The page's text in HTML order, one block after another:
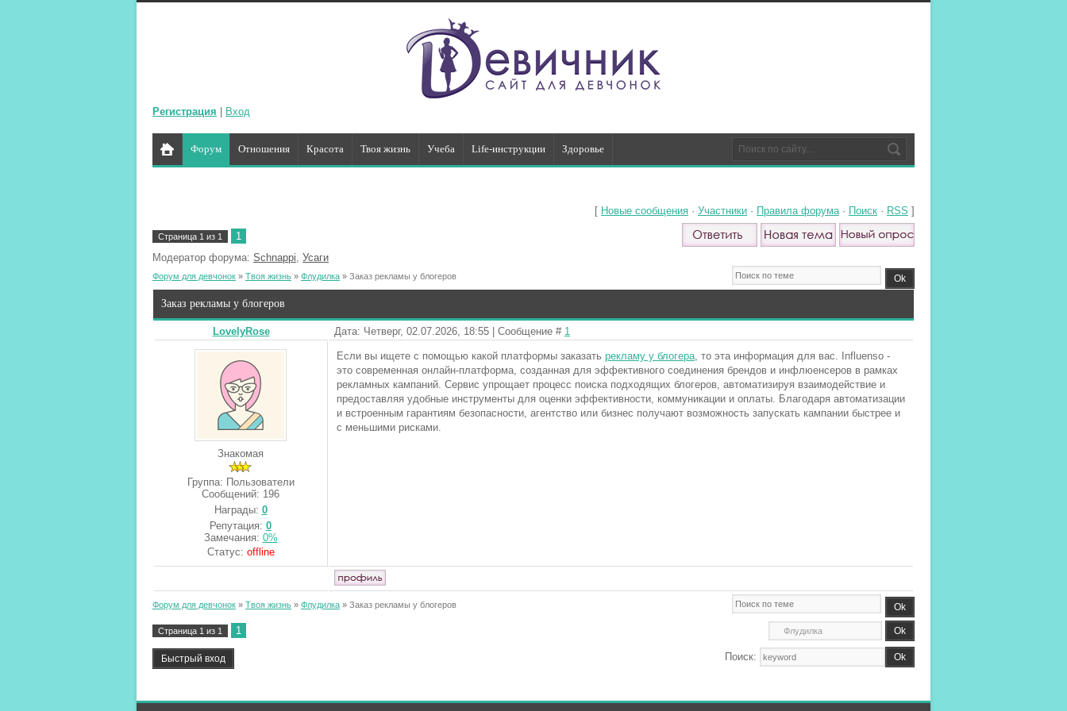
Регистрация Вход
Форум Отношения Красота Твоя жизнь Учеба Life-инструкции Здоровье
[ Новые сообщения · Участники · Правила форума· Поиск · RSS ]
Страница 1 из 1
1
Модератор форума: Schnappi, Усаги
Форум для девчонок » Твоя жизнь » Флудилка » Заказ рекламы у блогеров
Заказ рекламы у блогеров
LovelyRose Дата: Четверг, 02.07.2026, 18:55 | Сообщение # 1
Знакомая
Группа: Пользователи
Сообщений: 196
Награды: 0
Репутация: 0
Замечания: 0%
Статус: offline
Если вы ищете с помощью какой платформы заказать рекламу у блогера, то эта информация для вас. Influenso -
это современная онлайн-платформа, созданная для эффективного соединения брендов и инфлюенсеров в рамках
рекламных кампаний. Сервис упрощает процесс поиска подходящих блогеров, автоматизируя взаимодействие и
предоставляя удобные инструменты для оценки эффективности, коммуникации и оплаты. Благодаря автоматизации
и встроенным гарантиям безопасности, агентство или бизнес получают возможность запускать кампании быстрее и
с меньшими рисками.
Форум для девчонок » Твоя жизнь » Флудилка » Заказ рекламы у блогеров
Страница 1 из 1 1
Поиск: